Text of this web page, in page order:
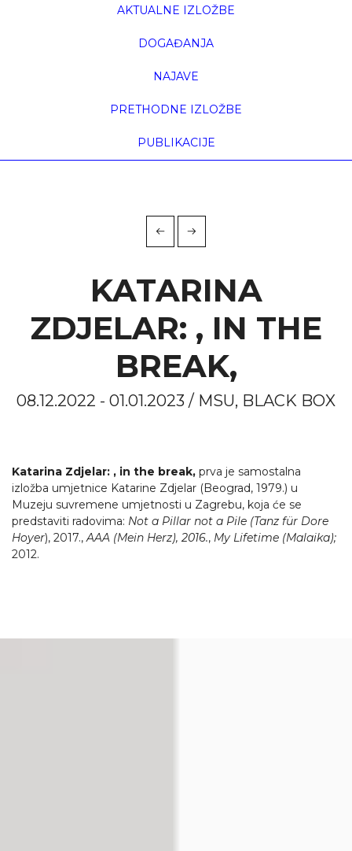
AKTUALNE IZLOŽBE
DOGAĐANJA
NAJAVE
PRETHODNE IZLOŽBE
PUBLIKACIJE
KATARINA
ZDJELAR: , IN THE
BREAK,
08.12.2022 - 01.01.2023 / MSU, BLACK BOX
Katarina Zdjelar: , in the break, prva je samostalna
izložba umjetnice Katarine Zdjelar (Beograd, 1979.) u
Muzeju suvremene umjetnosti u Zagrebu, koja će se
predstaviti radovima: Not a Pillar not a Pile (Tanz für Dore
Hoyer), 2017.,AAA (Mein Herz), 2016., My Lifetime (Malaika);
2012.